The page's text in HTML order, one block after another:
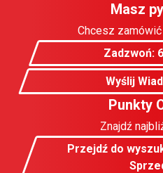
Masz
Chcesz
Zadzwoń:
Wyślij
Punkty
Znajdź
Przejdź do